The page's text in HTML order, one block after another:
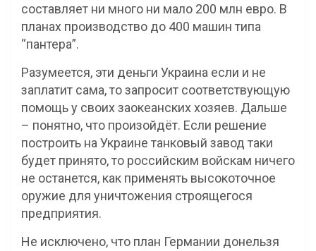
составляет ни много ни мало 200 млн евро. В
планах производство до 400 машин типа
“пантера”.
Разумеется, эти деньги Украина если и не
заплатит сама, то запросит соответствующую
помощь у своих заокеанских хозяев. Дальше
– понятно, что произойдёт. Если решение
построить на Украине танковый завод таки
будет принято, то российским войскам ничего
не останется, как применять высокоточное
оружие для уничтожения строящегося
предприятия.
Не исключено, что план Германии донельзя